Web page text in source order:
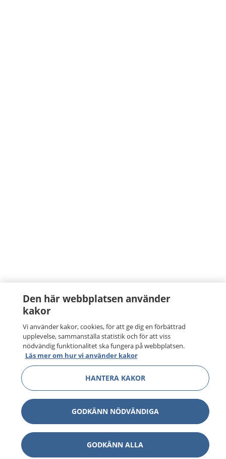
Den här webbplatsen använder
kakor
Vi använder kakor, cookies, för att ge dig en förbättrad
upplevelse, sammanställa statistik och för att viss
nödvändig funktionalitet ska fungera på webbplatsen.
Läs mer om hur vi använder kakor
HANTERA KAKOR
GODKÄNN NÖDVÄNDIGA
GODKÄNN ALLA